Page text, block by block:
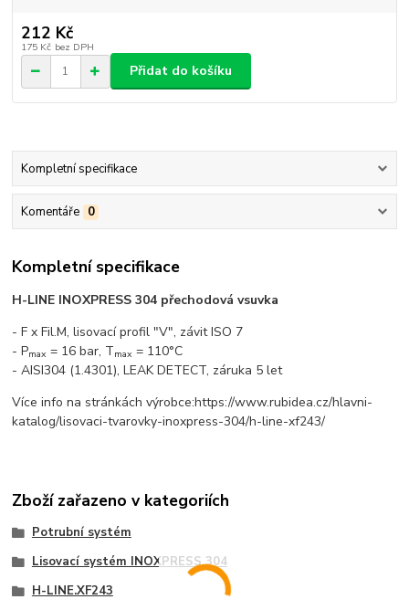
212 Kč
175 Kč bez DPH
Přidat do košíku
Kompletní specifikace
Komentáře 0
Kompletní specifikace
H-LINE INOXPRESS 304 přechodová vsuvka
- F x Fil.M, lisovací profil "V", závit ISO 7
- Pmax = 16 bar, Tmax = 110°C
- AISI304 (1.4301), LEAK DETECT, záruka 5 let
Více info na stránkách výrobce:https://www.rubidea.cz/hlavni-
katalog/lisovaci-tvarovky-inoxpress-304/h-line-xf243/
Zboží zařazeno v kategoriích
Potrubní systém
Lisovací systém INOXPRESS 304
H-LINE.XF243